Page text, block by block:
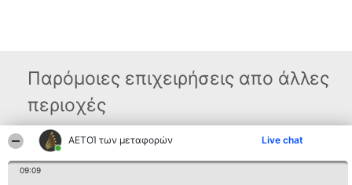
ΑΕΤΟΊ των μεταφορών Live chat
09:09
Παρόμοιες επιχειρήσεις απο άλλες
περιοχές
κατάταξης